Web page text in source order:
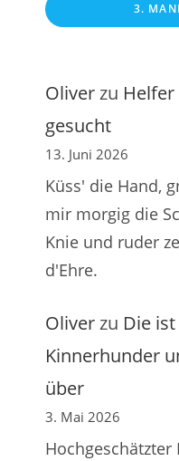
3.
Oliverzu
gesucht
13. Juni 2026
Küss' die Hand,
mir morgig die
Knie und ruder
d'Ehre.
Oliverzu Die
Kinnerhunder
über
3. Mai 2026
Hochgeschätzter